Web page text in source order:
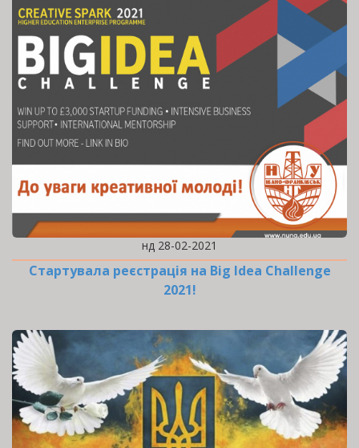
нд 28-02-2021
Стартувала реєстрація на Big Idea Challenge
2021!